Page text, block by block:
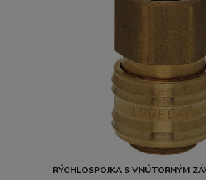
RÝCHLOSPOJKA S VNÚTORNÝM